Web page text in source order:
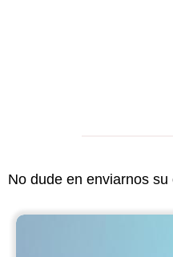
No dude en enviarnos